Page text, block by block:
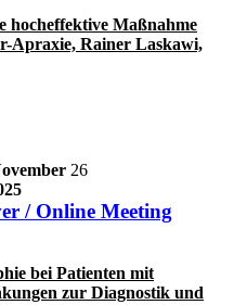
hocheffektive Maßnahme
Apraxie, Rainer Laskawi,
26
/ Online Meeting
bei Patienten mit
zur Diagnostik und